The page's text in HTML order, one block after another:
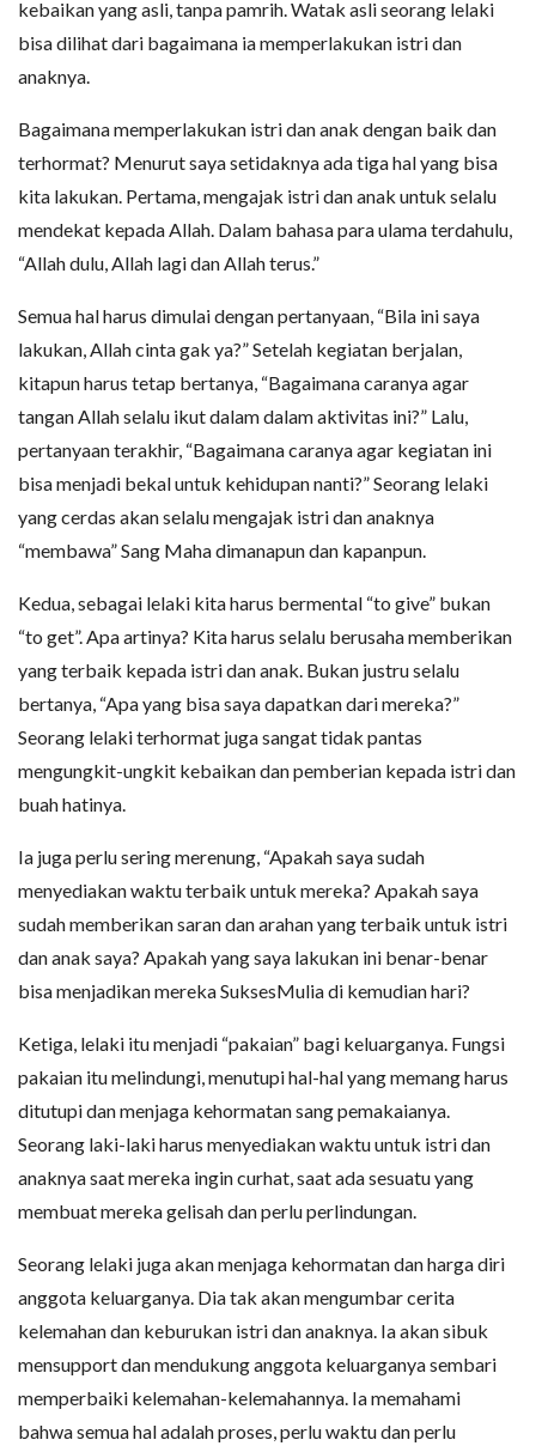
kebaikan yang asli, tanpa pamrih. Watak asli seorang lelaki
bisa dilihat dari bagaimana ia memperlakukan istri dan
anaknya.
Bagaimana memperlakukan istri dan anak dengan baik dan
terhormat? Menurut saya setidaknya ada tiga hal yang bisa
kita lakukan. Pertama, mengajak istri dan anak untuk selalu
mendekat kepada Allah. Dalam bahasa para ulama terdahulu,
“Allah dulu, Allah lagi dan Allah terus.”
Semua hal harus dimulai dengan pertanyaan, “Bila ini saya
lakukan, Allah cinta gak ya?” Setelah kegiatan berjalan,
kitapun harus tetap bertanya, “Bagaimana caranya agar
tangan Allah selalu ikut dalam dalam aktivitas ini?” Lalu,
pertanyaan terakhir, “Bagaimana caranya agar kegiatan ini
bisa menjadi bekal untuk kehidupan nanti?” Seorang lelaki
yang cerdas akan selalu mengajak istri dan anaknya
“membawa” Sang Maha dimanapun dan kapanpun.
Kedua, sebagai lelaki kita harus bermental “to give” bukan
“to get”. Apa artinya? Kita harus selalu berusaha memberikan
yang terbaik kepada istri dan anak. Bukan justru selalu
bertanya, “Apa yang bisa saya dapatkan dari mereka?”
Seorang lelaki terhormat juga sangat tidak pantas
mengungkit-ungkit kebaikan dan pemberian kepada istri dan
buah hatinya.
Ia juga perlu sering merenung, “Apakah saya sudah
menyediakan waktu terbaik untuk mereka? Apakah saya
sudah memberikan saran dan arahan yang terbaik untuk istri
dan anak saya? Apakah yang saya lakukan ini benar-benar
bisa menjadikan mereka SuksesMulia di kemudian hari?
Ketiga, lelaki itu menjadi “pakaian” bagi keluarganya. Fungsi
pakaian itu melindungi, menutupi hal-hal yang memang harus
ditutupi dan menjaga kehormatan sang pemakaianya.
Seorang laki-laki harus menyediakan waktu untuk istri dan
anaknya saat mereka ingin curhat, saat ada sesuatu yang
membuat mereka gelisah dan perlu perlindungan.
Seorang lelaki juga akan menjaga kehormatan dan harga diri
anggota keluarganya. Dia tak akan mengumbar cerita
kelemahan dan keburukan istri dan anaknya. Ia akan sibuk
mensupport dan mendukung anggota keluarganya sembari
memperbaiki kelemahan-kelemahannya. Ia memahami
bahwa semua hal adalah proses, perlu waktu dan perlu